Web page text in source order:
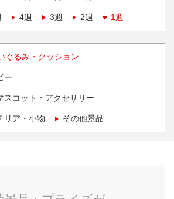
4週 3週 2週 1週
ぐるみ・クッション
ー
スコット・アクセサリー
リア・小物 その他景品